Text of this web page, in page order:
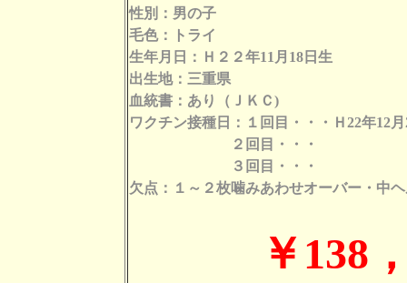
性別：男の子
毛色：トライ
生年月日：Ｈ２２年11月18日生
出生地：三重県
血統書：あり（ＪＫＣ)
ワクチン接種日：１回目・・・Ｈ22年12
２回目・・・
３回目・・・
欠点：１～２枚噛みあわせオーバー・中
￥138，